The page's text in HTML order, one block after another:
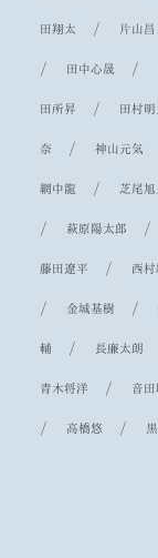
田翔太 / 片山昌
/ 田中心晟 /
田所昇 / 田村明
奈 /神山元気
網中龍 / 芝尾旭
/ 萩原陽太郎
藤田遼平 / 西村
/ 金城基樹 /
輔 / 長廉太朗
青木将洋 / 音田
/ 高橋悠 /